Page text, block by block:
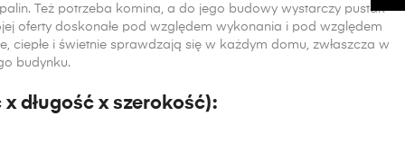
Też potrzeba komina, a do jego budowy wystarczy pustak
oferty doskonałe pod względem wykonania i pod względem
ciepłe i świetnie sprawdzają się w każdym domu, zwłaszcza w
budynku.
długość x szerokość):